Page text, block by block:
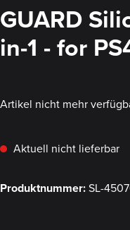
GUARD
in-1 - for
Artikel nicht mehr
Aktuell nicht lieferbar
Produktnummer:SL-